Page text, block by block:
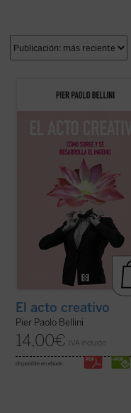
este recorrido fascinante a través de los
El acto creativo
Pier Paolo Bellini
14,00€ IVA incluido
disponible en ebook: